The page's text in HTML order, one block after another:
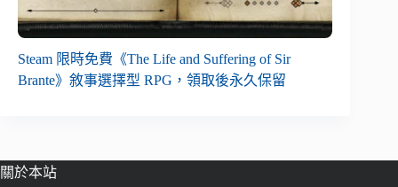
Steam 限時免費《The Life and Suffering of Sir
Brante》敘事選擇型 RPG，領取後永久保留
關於本站